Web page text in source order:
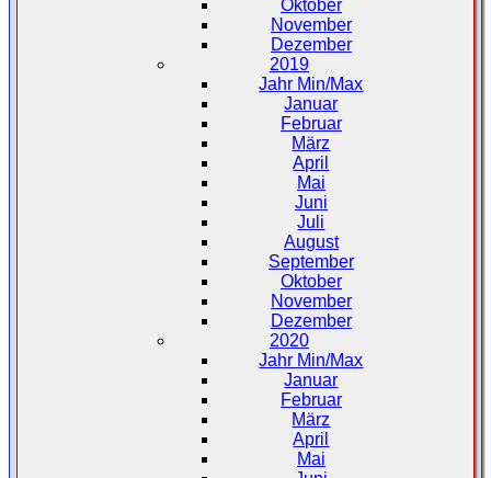
Oktober
November
Dezember
2019
Jahr Min/Max
Januar
Februar
März
April
Mai
Juni
Juli
August
September
Oktober
November
Dezember
2020
Jahr Min/Max
Januar
Februar
März
April
Mai